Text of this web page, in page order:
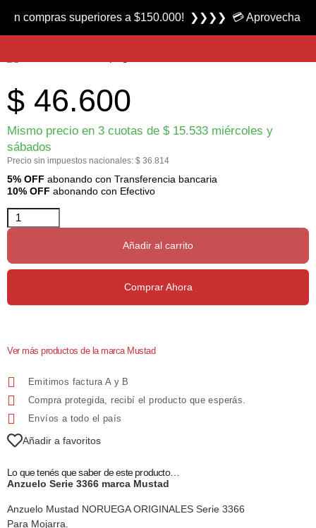
Producto nuevo
Anzuelo Serie 3366 marca Mustad
$ 46.600
Mismo precio en 3 cuotas de $15.533 miércoles y
sábados
Precio sin impuestos nacionales: $ 36.814
5% OFF abonando con Transferencia bancaria
10% OFF abonando con Efectivo
Añadir al carrito
Comprar Ahora
Ver más productos de la marca Mustad
Emitimos factura A y B
Compra protegida, recibí el producto que esperás.
Envíos a todo el país
Añadir a favoritos
Lo que tenés que saber de este producto…
Anzuelo Serie 3366 marca Mustad
Anzuelo Mustad NORUEGA ORIGINALES Serie 3366
Para Mojarra.
superiores a $150.000! ❯❯❯❯ 💳 Aprovecha las 3